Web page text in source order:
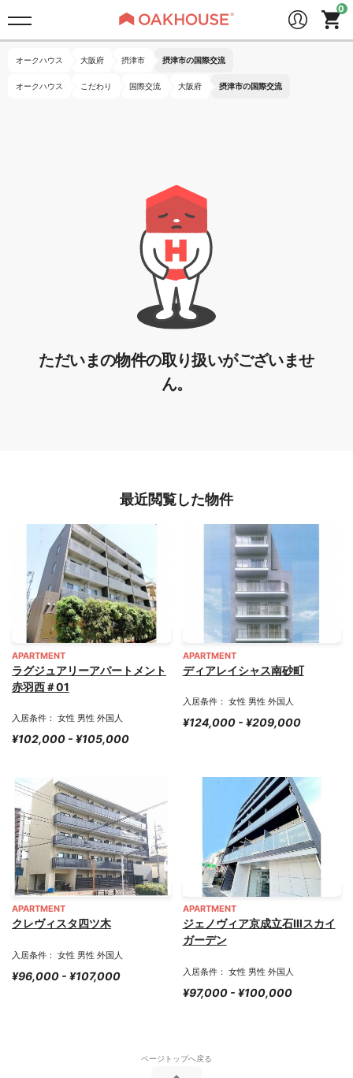
オークハウス 大阪府 摂津市 摂津市の国際交流
オークハウス こだわり 国際交流 大阪府 摂津市の国際交流
ただいまの物件の取り扱いがございませ
ん。
最近閲覧した物件
APARTMENT
ラグジュアリーアパートメント
赤羽西＃01
入居条件： 女性 男性 外国人
¥102,000 - ¥105,000
APARTMENT
ディアレイシャス南砂町
入居条件： 女性 男性 外国人
¥124,000 - ¥209,000
APARTMENT
クレヴィスタ四ツ木
入居条件： 女性 男性 外国人
¥96,000 - ¥107,000
APARTMENT
ジェノヴィア京成立石Ⅲスカイ
ガーデン
入居条件： 女性 男性 外国人
¥97,000 - ¥100,000